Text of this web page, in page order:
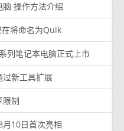
操作方法介绍
将命名为Quik
列笔记本电脑正式上市
过新工具扩展
限制
10日首次亮相